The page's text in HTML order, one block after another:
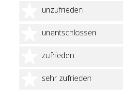
unzufrieden
2 Sterne
unentschlossen
3 Sterne
zufrieden
4 Sterne
sehr zufrieden
5 Sterne